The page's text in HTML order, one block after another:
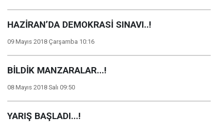
HAZİRAN’DA DEMOKRASİ SINAVI..!
09 Mayıs 2018 Çarşamba 10:16
BİLDİK MANZARALAR...!
08 Mayıs 2018 Salı 09:50
YARIŞ BAŞLADI...!